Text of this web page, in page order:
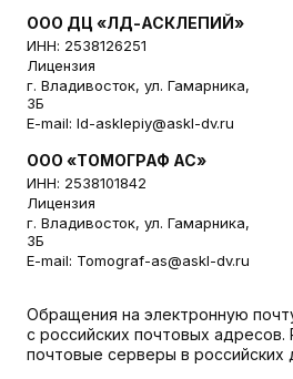
ООО ДЦ «ЛД-АСКЛЕПИЙ»
ИНН: 2538126251
Лицензия
г. Владивосток, ул. Гамарника,
3Б
E-mail: ld-asklepiy@askl-dv.ru
ООО «ТОМОГРАФ АС»
ИНН: 2538101842
Лицензия
г. Владивосток, ул. Гамарника,
3Б
E-mail: Tomograf-as@askl-dv.ru
Обращения на электронную
с российских почтовых
почтовые серверы в российских